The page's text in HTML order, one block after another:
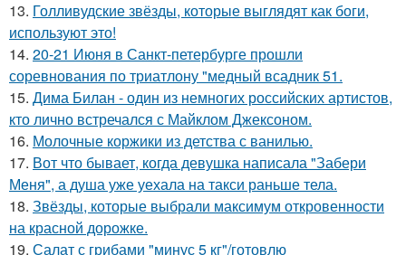
13. Голливудские звёзды, которые выглядят как боги,
используют это!
14. 20-21 Июня в Санкт-петербурге прошли
соревнования по триатлону "медный всадник 51.
15. Дима Билан - один из немногих российских артистов,
кто лично встречался с Майклом Джексоном.
16. Молочные коржики из детства с ванилью.
17. Вот что бывает, когда девушка написала "Забери
Меня", а душа уже уехала на такси раньше тела.
18. Звёзды, которые выбрали максимум откровенности
на красной дорожке.
19. Салат с грибами "минус 5 кг"/готовлю